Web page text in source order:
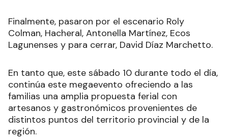
Finalmente, pasaron por el escenario Roly
Colman, Hacheral, Antonella Martínez, Ecos
Lagunenses y para cerrar, David Díaz Marchetto.
En tanto que, este sábado 10 durante todo el día,
continúa este megaevento ofreciendo a las
familias una amplia propuesta ferial con
artesanos y gastronómicos provenientes de
distintos puntos del territorio provincial y de la
región.